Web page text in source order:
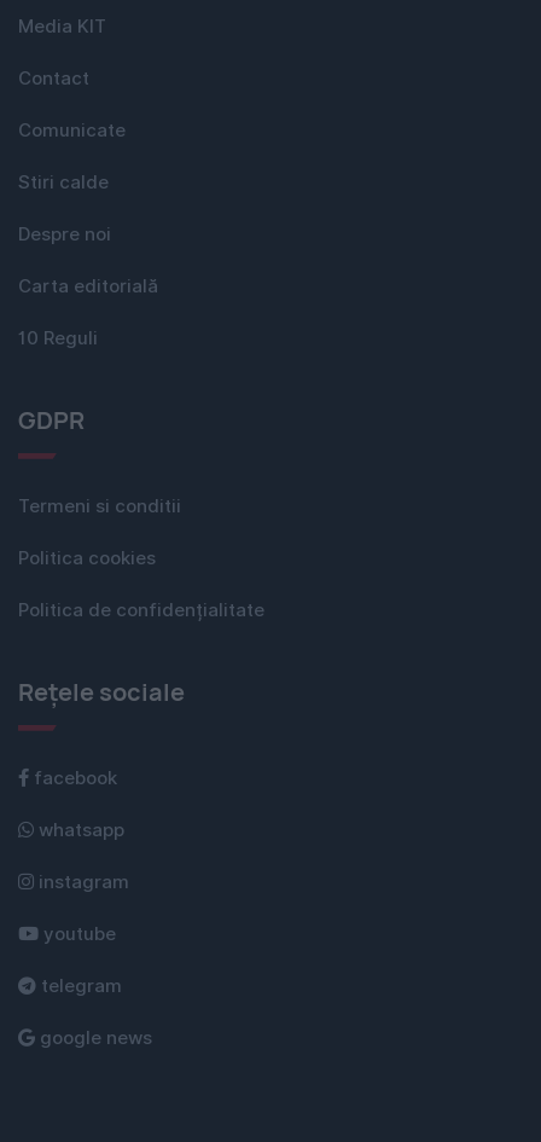
Media KIT
Contact
Comunicate
Stiri calde
Despre noi
Carta editorială
10 Reguli
GDPR
Termeni si conditii
Politica cookies
Politica de confidențialitate
Rețele sociale
facebook
whatsapp
instagram
youtube
telegram
google news